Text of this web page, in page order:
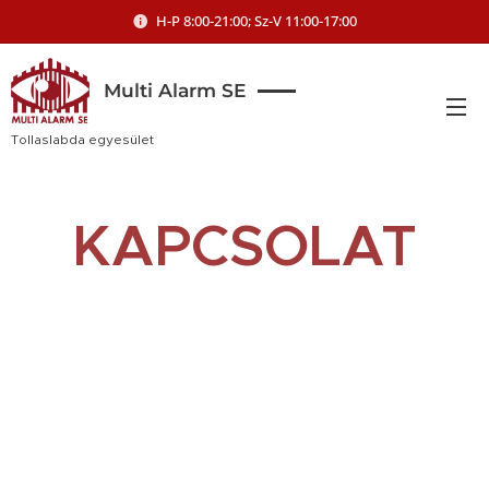
H-P 8:00-21:00; Sz-V 11:00-17:00
Multi Alarm SE
Tollaslabda egyesület
KAPCSOLAT